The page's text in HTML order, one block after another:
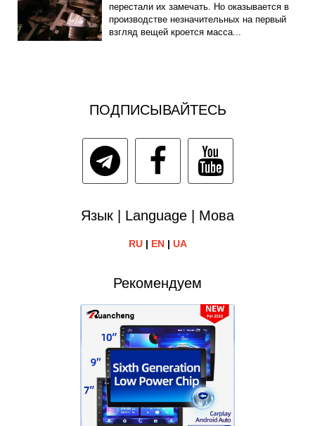
перестали их замечать. Но оказывается в
производстве незначительных на первый
взгляд вещей кроется масса...
ПОДПИСЫВАЙТЕСЬ
Язык | Language | Мова
RU| EN| UA
Рекомендуем